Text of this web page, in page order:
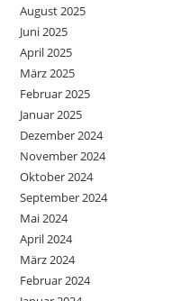
August 2025
Juni 2025
April 2025
März 2025
Februar 2025
Januar 2025
Dezember 2024
November 2024
Oktober 2024
September 2024
Mai 2024
April 2024
März 2024
Februar 2024